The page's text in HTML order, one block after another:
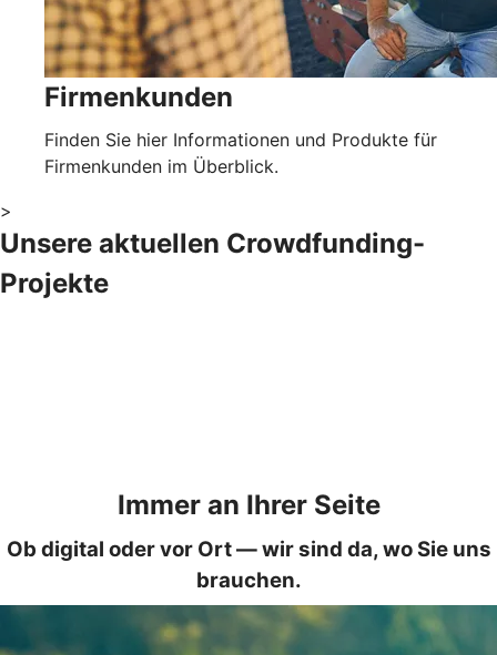
Firmenkunden
Finden Sie hier Informationen und Produkte für
Firmenkunden im Überblick.
>
Unsere aktuellen Crowdfunding-
Projekte
Immer an Ihrer Seite
Ob digital oder vor Ort — wir sind da, wo Sie uns
brauchen.